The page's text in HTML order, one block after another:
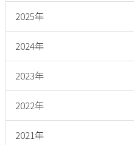
2025年
2024年
2023年
2022年
2021年